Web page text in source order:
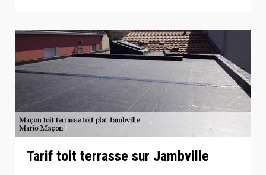
Tarif toit terrasse sur Jambville